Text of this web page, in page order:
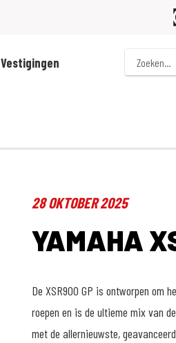
Vestigingen
Zoeken
28 OKTOBER 2025
YAMAHA
De XSR900 GP is ontworpen om
roepen en is de ultieme mix van
met de allernieuwste,